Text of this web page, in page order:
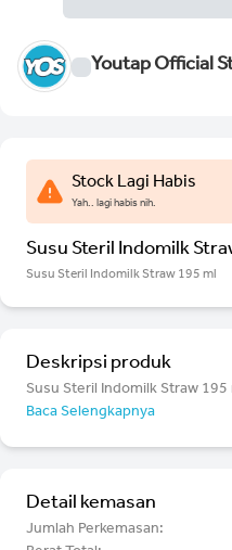
Youtap Official
Stock Lagi Habis
Yah.. lagi habis nih.
Susu Steril Indomilk
Susu Steril Indomilk Straw 195 ml
Deskripsi produk
Susu Steril Indomilk Straw 195
Baca Selengkapnya
Detail kemasan
Jumlah Perkemasan: